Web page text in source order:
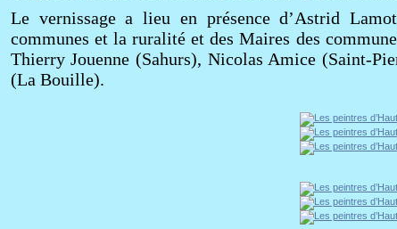
Le vernissage a lieu en présence d’Astrid
communes et la ruralité et des Maires des
Thierry Jouenne (Sahurs), Nicolas Amice (Saint-
(La Bouille).